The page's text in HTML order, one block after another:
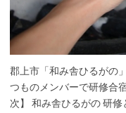
郡上市「和み舎ひるがの
つものメンバーで研修合
次】 和み舎ひるがの 研